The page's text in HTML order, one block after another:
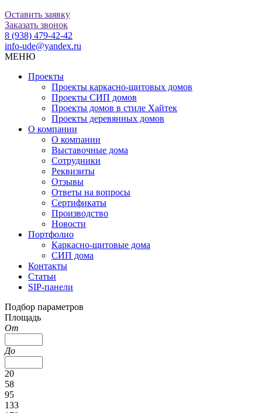
Оставить заявку
Заказать звонок
8 (938) 479-42-42
info-ude@yandex.ru
МЕНЮ
Проекты
Проекты каркасно-щитовых домов
Проекты СИП домов
Проекты домов в стиле Хайтек
Проекты деревянных домов
О компании
О компании
Выставочные дома
Сотрудники
Реквизиты
Отзывы
Ответы на вопросы
Сертификаты
Производство
Новости
Портфолио
Каркасно-щитовые дома
СИП дома
Контакты
Статьи
SIP-панели
Подбор параметров
Площадь
От
До
20
58
95
133